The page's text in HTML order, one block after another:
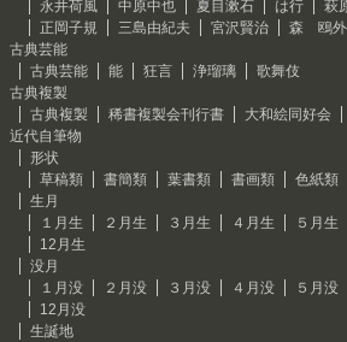
永井荷風
中原中也 夏目漱石 は行 萩
正岡子規
三島由紀夫 宮沢賢治 森 鴎外
古典芸能
古典芸能
能 狂言 浄瑠璃
歌舞伎
古典複製
古典複製
稀書複製会刊行書 大和絵同好会
近代自筆物
形状
草稿類
書簡類 葉書類 書画類 色紙類
生月
１月生
２月生 ３月生 ４月生 ５月生
12月生
没月
１月没
２月没 ３月没 ４月没 ５月没
12月没
生誕地